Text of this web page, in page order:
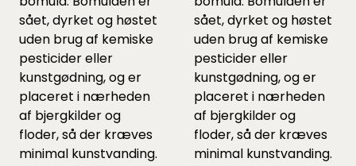
sået, dyrket og høstet
uden brug af kemiske
pesticider eller
kunstgødning, og er
placeret i nærheden
af bjergkilder og
floder, så der kræves
minimal kunstvanding.
sået, dyrket og høstet
uden brug af kemiske
pesticider eller
kunstgødning, og er
placeret i nærheden
af bjergkilder og
floder, så der kræves
minimal kunstvanding.